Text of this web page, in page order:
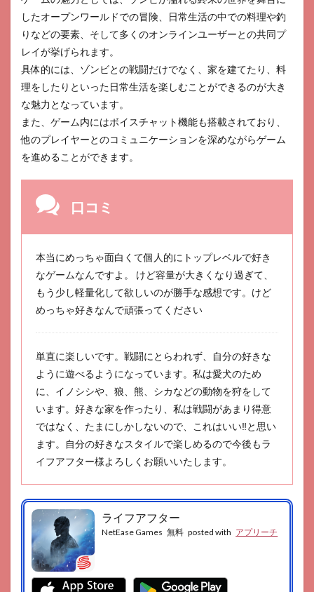
新ア
リス
の不
思議
なテ
ィー
パー
ティ
ー
25
ピー
ター
ット
ガー
デン
ット
ム
ヴィ
ティ
28
アッ
シュ
テイ
ル
29
楽園
じ村
30
フェ
アリ
ース
フィ
ア
したオープンワールドでの冒険、日常生活の中での料理や釣
りなどの要素、そして多くのオンラインユーザーとの共同プ
レイが挙げられます。
具体的には、ゾンビとの戦闘だけでなく、家を建てたり、料
理をしたりといった日常生活を楽しむことができるのが大き
な魅力となっています。
また、ゲーム内にはボイスチャット機能も搭載されており、
他のプレイヤーとのコミュニケーションを深めながらゲーム
を進めることができます。
口コミ
本当にめっちゃ面白くて個人的にトップレベルで好き
なゲームなんですよ。 けど容量が大きくなり過ぎて、
もう少し軽量化して欲しいのが勝手な感想です。けど
めっちゃ好きなんで頑張ってください
単直に楽しいです。戦闘にとらわれず、自分の好きな
ように遊べるようになっています。私は愛犬のため
に、イノシシや、狼、熊、シカなどの動物を狩をして
います。好きな家を作ったり、私は戦闘があまり得意
ではなく、たまにしかしないので、これはいい‼️と思い
ます。自分の好きなスタイルで楽しめるので今後もラ
イフアフター様よろしくお願いいたします。
ライフアフター
NetEase Games 無料 posted with アプリーチ